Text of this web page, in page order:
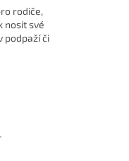
rodiče,
nosit své
podpaží či